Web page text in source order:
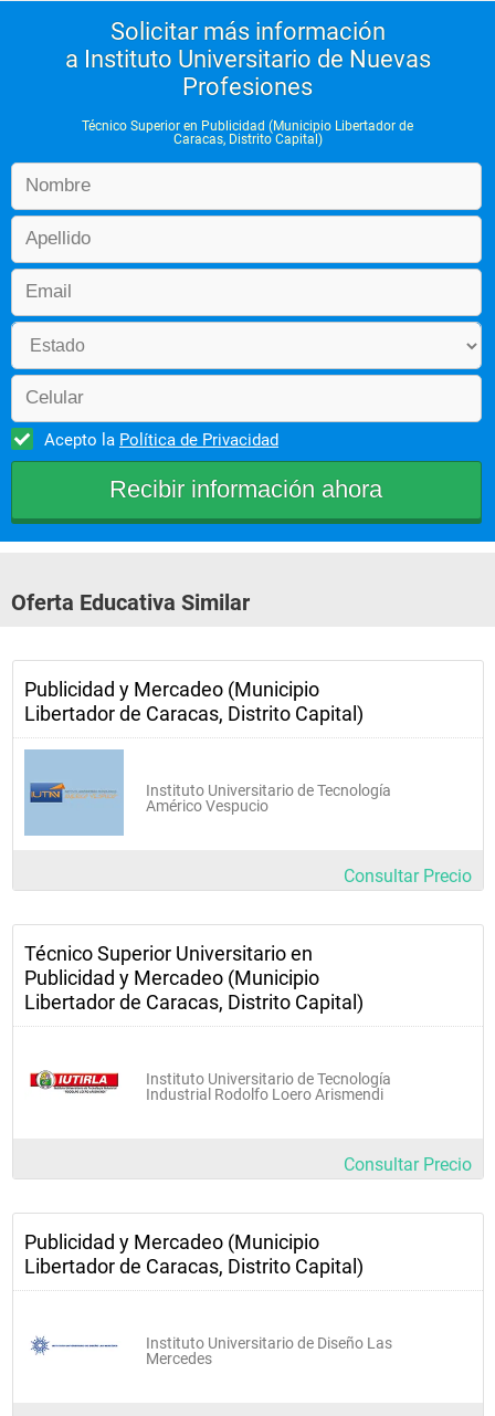
Solicitar más información
a Instituto Universitario de Nuevas
Profesiones
Técnico Superior en Publicidad (Municipio Libertador de
Caracas, Distrito Capital)
Acepto la Política de Privacidad
Oferta Educativa Similar
Publicidad y Mercadeo (Municipio
Libertador de Caracas, Distrito Capital)
Instituto Universitario de Tecnología
Américo Vespucio
Consultar Precio
Técnico Superior Universitario en
Publicidad y Mercadeo (Municipio
Libertador de Caracas, Distrito Capital)
Instituto Universitario de Tecnología
Industrial Rodolfo Loero Arismendi
Consultar Precio
Publicidad y Mercadeo (Municipio
Libertador de Caracas, Distrito Capital)
Instituto Universitario de Diseño Las
Mercedes